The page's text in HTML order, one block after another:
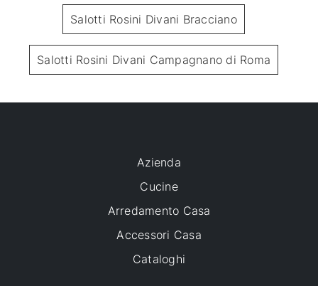
Salotti Rosini Divani Bracciano
Salotti Rosini Divani Campagnano di Roma
Azienda
Cucine
Arredamento Casa
Accessori Casa
Cataloghi